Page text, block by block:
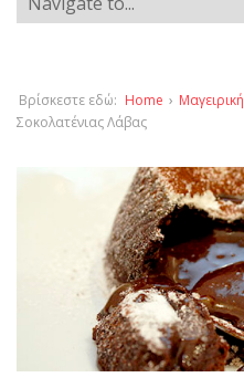
Βρίσκεστε εδώ: Home › Μαγειρική
Σοκολατένιας Λάβας